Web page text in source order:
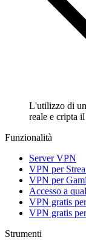
L'utilizzo di
reale e cripta
Funzionalità
Server VPN
VPN per
VPN per
Accesso a
VPN gratis
VPN gratis
Strumenti